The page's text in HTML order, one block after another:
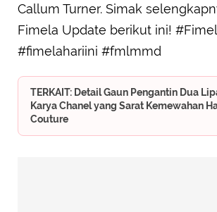
Callum Turner. Simak
Fimela Update berikut ini!
#fimelahariini #fmlmmd
TERKAIT: Detail Gaun Pengantin Dua
Karya Chanel yang Sarat Kemewahan
Couture